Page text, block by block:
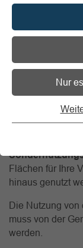
Nur
Werden bei
Flächen für Ihre
hinaus genutzt
Die Nutzung von
muss von der
werden.